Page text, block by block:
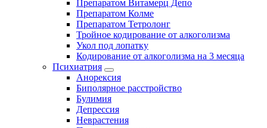
Препаратом Витамерц Депо
Препаратом Колме
Препаратом Тетролонг
Тройное кодирование от алкоголизма
Укол под лопатку
Кодирование от алкоголизма на 3 месяца
Психиатрия
Анорексия
Биполярное расстройство
Булимия
Депрессия
Неврастения